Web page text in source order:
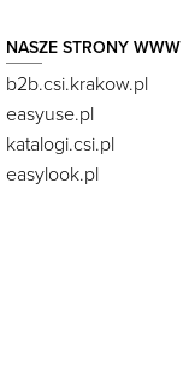
NASZE STRONY WWW
b2b.csi.krakow.pl
easyuse.pl
katalogi.csi.pl
easylook.pl